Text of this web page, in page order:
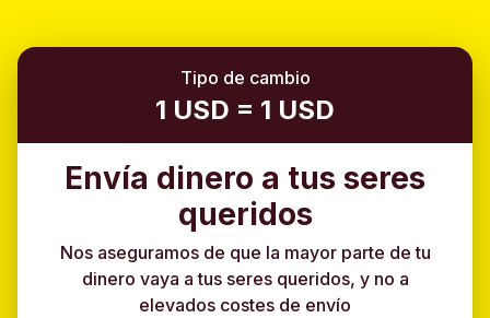
Tipo de cambio
1 USD = 1 USD
Envía dinero a tus seres
queridos
Nos aseguramos de que la mayor parte de tu
dinero vaya a tus seres queridos, y no a
elevados costes de envío